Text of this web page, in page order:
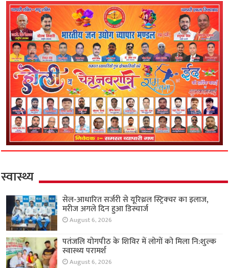
स्वास्थ्य
सेल-आधारित सर्जरी से यूरिथ्रल स्ट्रिक्चर का इलाज,
मरीज अगले दिन हुआ डिस्चार्ज
August 6, 2026
पतंजलि योगपीठ के शिविर में लोगों को मिला नि:शुल्क
स्वास्थ्य परामर्श
August 6, 2026